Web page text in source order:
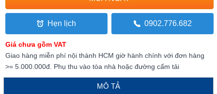
Hẹn lịch 0902.776.682
Giá chưa gồm VAT
Giao hàng miễn phí nội thành HCM giờ hành chính với đơn hàng
>= 5.000.000đ. Phụ thu vào tòa nhà hoặc đường cấm tải
MÔ TẢ